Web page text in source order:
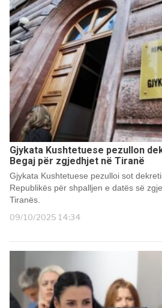
Gjykata Kushtetuese pezullon
Begaj për zgjedhjet në Tiranë
Gjykata Kushtetuese pezulloi sot
Republikës për shpalljen e datës së
Tiranës.
09/10/2025 14:34